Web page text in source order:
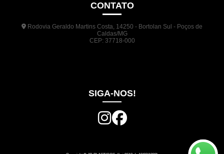
CONTATO
Rodovia Geraldo Martins Costa, 14250 - Bortolan Sul - Poços de
Caldas/MG
CEP: 37718-000
SIGA-NOS!